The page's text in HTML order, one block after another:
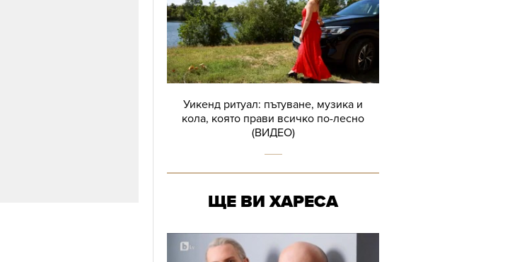
Уикенд ритуал: пътуване, музика и
кола, която прави всичко по-лесно
(ВИДЕО)
ЩЕ ВИ ХАРЕСА